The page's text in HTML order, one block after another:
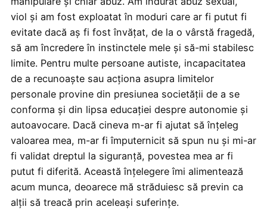
viol și am fost exploatat în moduri care ar fi putut fi
evitate dacă aș fi fost învățat, de la o vârstă fragedă,
să am încredere în instinctele mele și să-mi stabilesc
limite. Pentru multe persoane autiste, incapacitatea
de a recunoaște sau acționa asupra limitelor
personale provine din presiunea societății de a se
conforma și din lipsa educației despre autonomie și
autoavocare. Dacă cineva m-ar fi ajutat să înțeleg
valoarea mea, m-ar fi împuternicit să spun nu și mi-ar
fi validat dreptul la siguranță, povestea mea ar fi
putut fi diferită. Această înțelegere îmi alimentează
acum munca, deoarece mă străduiesc să previn ca
alții să treacă prin aceleași suferințe.